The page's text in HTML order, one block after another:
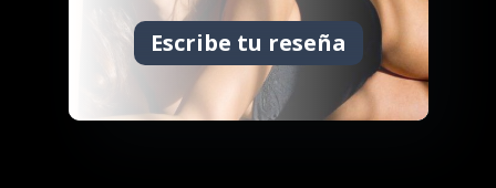
Escribe tu reseña